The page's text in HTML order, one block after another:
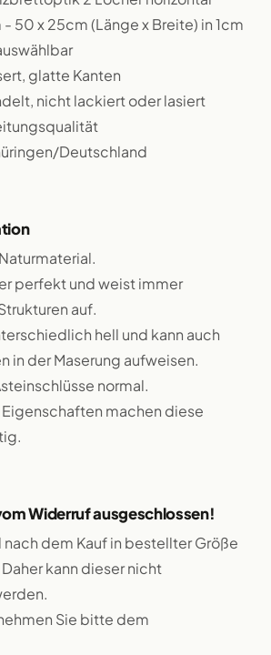
- 50 x 25cm (Länge x Breite) in 1cm
glatte Kanten
nicht lackiert oder lasiert
Deutschland
perfekt und weist immer
auf.
hell und kann auch
in der Maserung aufweisen.
normal.
machen diese
Widerruf ausgeschlossen!
dem Kauf in bestellter Größe
kann dieser nicht
Sie bitte dem